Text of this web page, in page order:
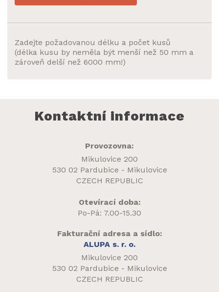
Zadejte požadovanou délku a počet kusů
(délka kusu by neměla být menší než 50 mm a
zároveň delší než 6000 mm!)
Kontaktní informace
Provozovna:
Mikulovice 200
530 02 Pardubice - Mikulovice
CZECH REPUBLIC
Otevírací doba:
Po-Pá: 7.00-15.30
Fakturační adresa a sídlo:
ALUPA s. r. o.
Mikulovice 200
530 02 Pardubice - Mikulovice
CZECH REPUBLIC